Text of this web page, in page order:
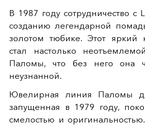
В 1987 году сотрудничество с
созданию легендарной
золотом тюбике. Этот яркий
стал настолько
Паломы, что без него она
неузнанной.
Ювелирная линия Паломы
запущенная в 1979 году,
смелостью и